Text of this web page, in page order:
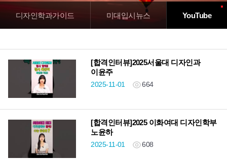
디자인학과가이드 미대입시뉴스 YouTube
[합격인터뷰]2025서울대 디자인과
이윤주
2025-11-01 664
[합격인터뷰]2025 이화여대 디자인학부
노윤하
2025-11-01 608